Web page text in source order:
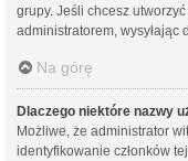
grupy. Jeśli chcesz
administratorem, wysyłając
Na górę
Dlaczego niektóre nazwy
Możliwe, że administrator
identyfikowanie członków